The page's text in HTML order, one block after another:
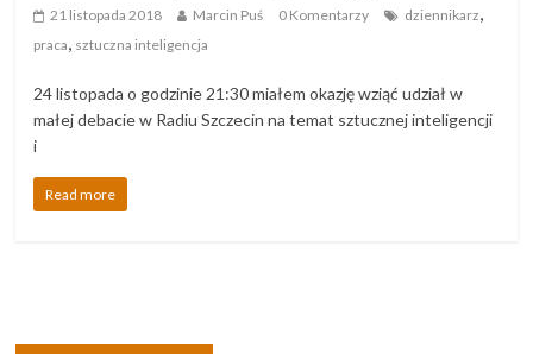
21 listopada 2018 Marcin Puś 0 Komentarzy dziennikarz,
praca, sztuczna inteligencja
24 listopada o godzinie 21:30 miałem okazję wziąć udział w
małej debacie w Radiu Szczecin na temat sztucznej inteligencji
i
Read more